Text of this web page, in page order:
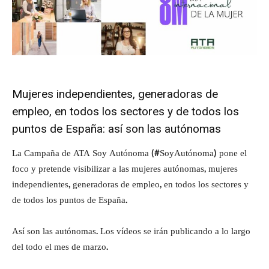
Mujeres independientes, generadoras de
empleo, en todos los sectores y de todos los
puntos de España: así son las autónomas
La Campaña de ATA Soy Autónoma (#SoyAutónoma) pone el
foco y pretende visibilizar a las mujeres autónomas, mujeres
independientes, generadoras de empleo, en todos los sectores y
de todos los puntos de España.
Así son las autónomas. Los vídeos se irán publicando a lo largo
del todo el mes de marzo.